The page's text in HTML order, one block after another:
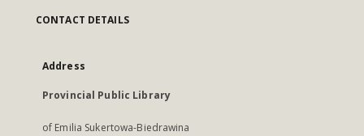
CONTACT DETAILS
Address
Provincial Public Library
of Emilia Sukertowa-Biedrawina